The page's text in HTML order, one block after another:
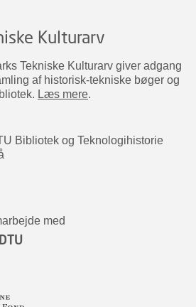
Kulturarv
Tekniske Kulturarv giver adgang
af historisk-tekniske bøger og
Læs mere.
Bibliotek og Teknologihistorie
med